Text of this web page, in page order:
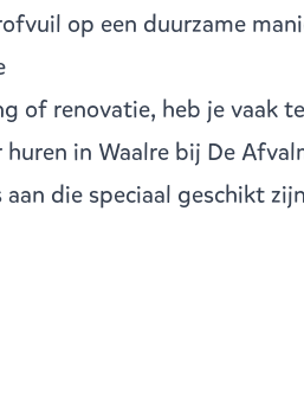
op een duurzame
of renovatie, heb je vaak
in Waalre bij De
die speciaal geschikt